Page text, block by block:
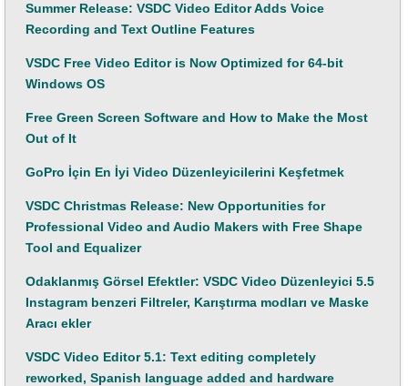
Summer Release: VSDC Video Editor Adds Voice
Recording and Text Outline Features
VSDC Free Video Editor is Now Optimized for 64-bit
Windows OS
Free Green Screen Software and How to Make the Most
Out of It
GoPro İçin En İyi Video Düzenleyicilerini Keşfetmek
VSDC Christmas Release: New Opportunities for
Professional Video and Audio Makers with Free Shape
Tool and Equalizer
Odaklanmış Görsel Efektler: VSDC Video Düzenleyici 5.5
Instagram benzeri Filtreler, Karıştırma modları ve Maske
Aracı ekler
VSDC Video Editor 5.1: Text editing completely
reworked, Spanish language added and hardware